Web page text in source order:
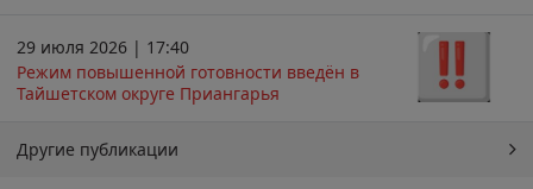
29 июля 2026 | 17:40
Режим повышенной готовности введён в
Тайшетском округе Приангарья
Другие публикации